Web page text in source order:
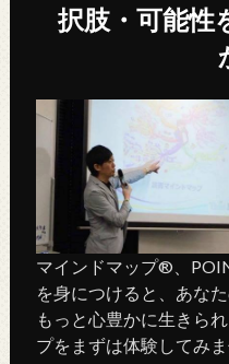
択肢・可能性
マインドマップ®、
を身につけると、あな
もっと心豊かに生きら
プをまずは体験してみ